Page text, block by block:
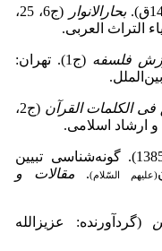
بحارالانوار
(ج6، 25،
فلسفه
(ج1). تهران:
فی الکلمات القرآن
(ج2،
ارشاد اسلامی.
معارف، مجید؛ اجاقلو، ابوالقاسم. (1385). گونه‌شناسی تبیین
(علیهم السّلام). مقالات و
(گردآورنده: عزیزالله